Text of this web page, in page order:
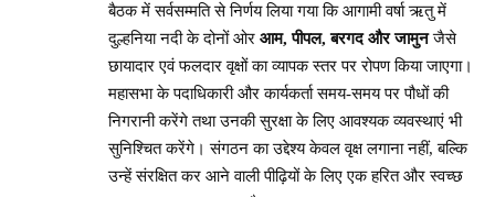
बैठक में सर्वसम्मति से निर्णय लिया गया कि आगामी वर्षा ऋतु में
दुल्हनिया नदी के दोनों ओर आम, पीपल, बरगद और जामुनजैसे
छायादार एवं फलदार वृक्षों का व्यापक स्तर पर रोपण किया जाएगा।
महासभा के पदाधिकारी और कार्यकर्ता समय-समय पर पौधों की
निगरानी करेंगे तथा उनकी सुरक्षा के लिए आवश्यक व्यवस्थाएं भी
सुनिश्चित करेंगे। संगठन का उद्देश्य केवल वृक्ष लगाना नहीं, बल्कि
उन्हें संरक्षित कर आने वाली पीढ़ियों के लिए एक हरित और स्वच्छ